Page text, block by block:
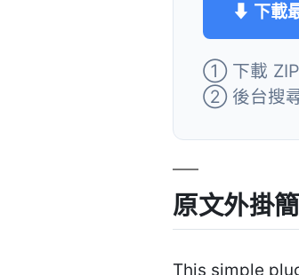
⬇ 下載
① 下載 ZIP
② 後台搜
原文外掛
This simple